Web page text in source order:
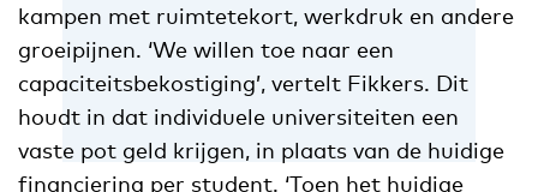
kampen met ruimtetekort, werkdruk en andere
groeipijnen. ‘We willen toe naar een
capaciteitsbekostiging’, vertelt Fikkers. Dit
houdt in dat individuele universiteiten een
vaste pot geld krijgen, in plaats van de huidige
financiering per student. ‘Toen het huidige